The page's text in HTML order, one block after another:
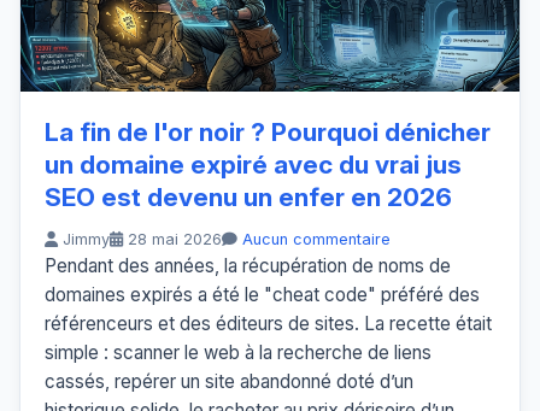
La fin de l'or noir ? Pourquoi dénicher
un domaine expiré avec du vrai jus
SEO est devenu un enfer en 2026
Jimmy 28 mai 2026 Aucun commentaire
Pendant des années, la récupération de noms de
domaines expirés a été le "cheat code" préféré des
référenceurs et des éditeurs de sites. La recette était
simple : scanner le web à la recherche de liens
cassés, repérer un site abandonné doté d’un